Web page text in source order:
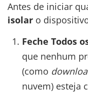
Antes de iniciar
isolar o
Feche Todos
que nenhum
(como
nuvem) esteja